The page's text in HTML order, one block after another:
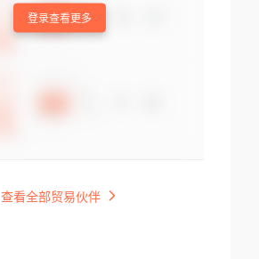
登录查看更多
查看全部贸易伙伴